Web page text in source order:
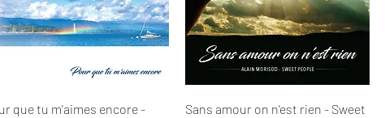
Aperçu rapide
que tu m'aimes encore -
Aperçu rapide
Sans amour on n'est rien - Sweet